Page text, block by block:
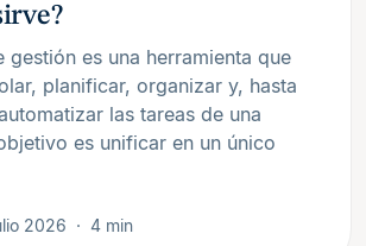
gestión es una herramienta que
planificar, organizar y, hasta
las tareas de una
es unificar en un único
2026 4 min